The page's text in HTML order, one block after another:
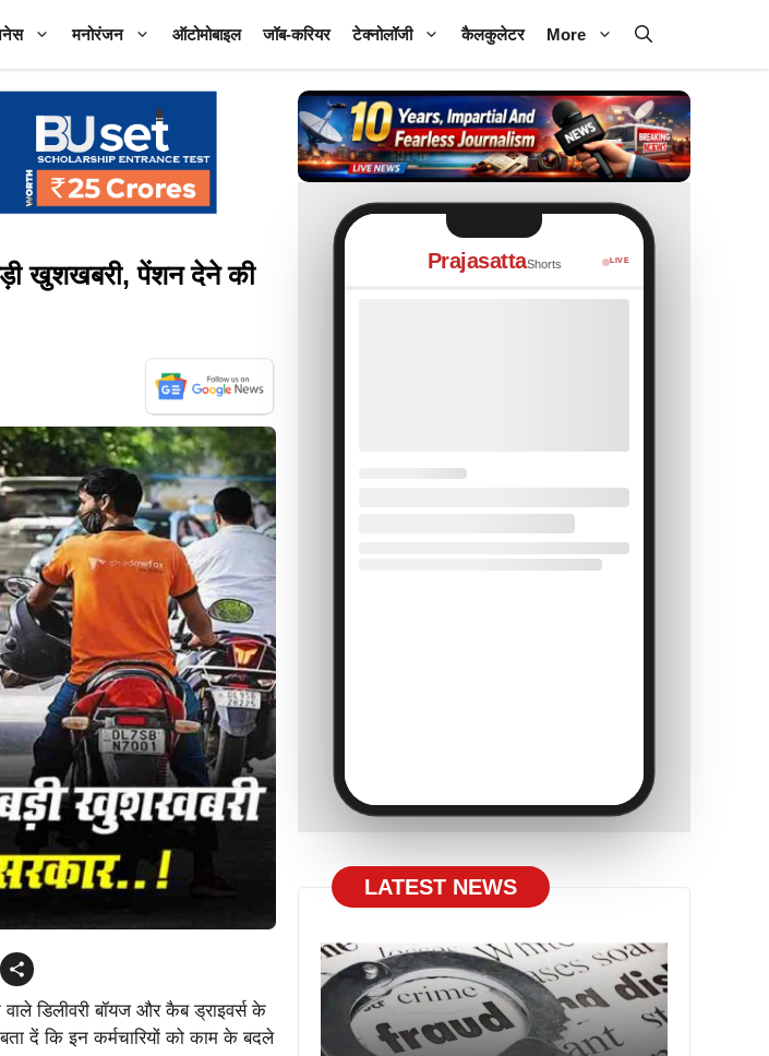
मनोरंजन ऑटोमोबाइल जॉब-करियर टेक्नोलॉजी कैलकुलेटर More
खुशखबरी, पेंशन देने की
डिलीवरी बॉयज और कैब ड्राइवर्स के
दें कि इन कर्मचारियों को काम के बदले
PrajasattaShorts LIVE
LATEST NEWS